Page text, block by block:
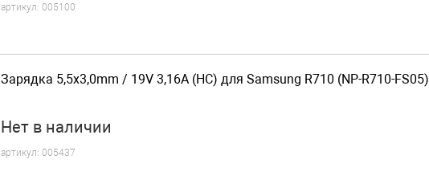
артикул: 005100
Зарядка 5,5x3,0mm / 19V 3,16A (HC) для Samsung R710 (NP-R710-FS05)
Нет в наличии
артикул: 005437